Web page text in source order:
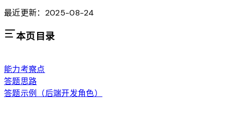
最近更新：2025-08-24
本页目录
能力考察点
答题思路
答题示例（后端开发角色）